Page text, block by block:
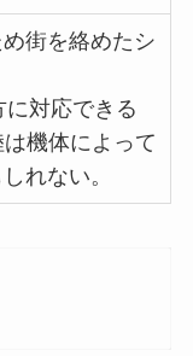
街を絡めたシ
対応できる
機体によって
れない。